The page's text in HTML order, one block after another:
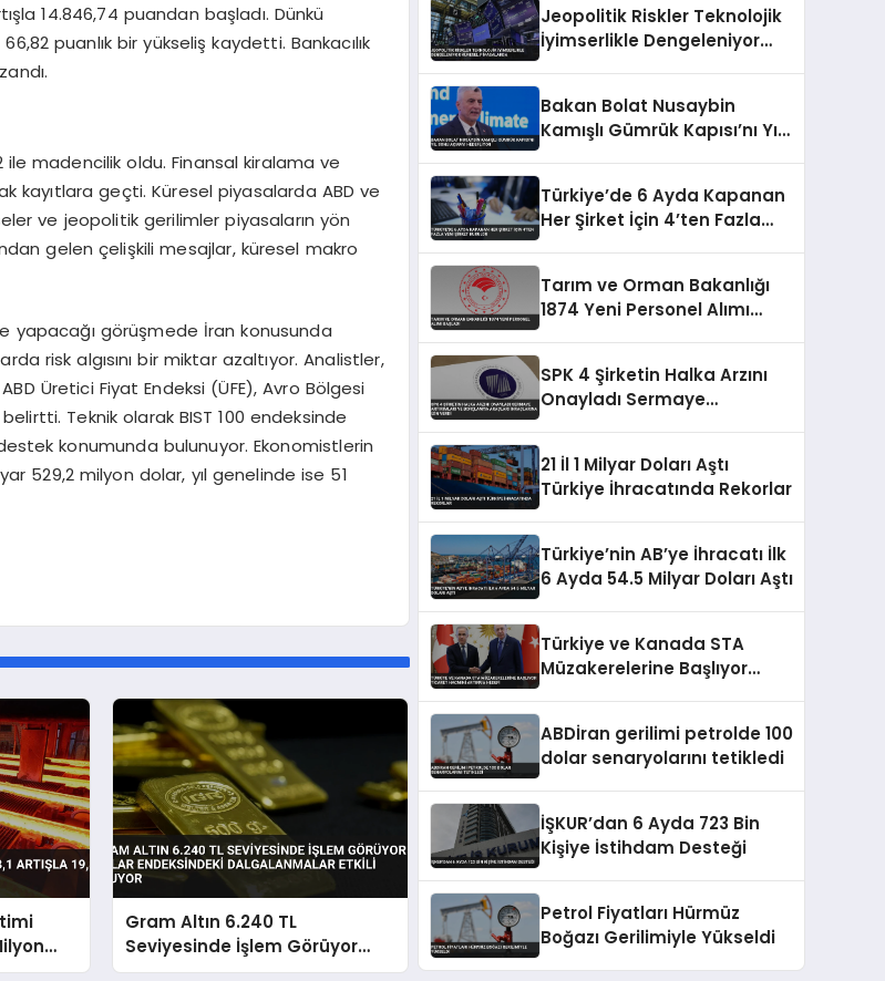
14.846,74 puandan başladı. Dünkü
puanlık bir yükseliş kaydetti. Bankacılık
madencilik oldu. Finansal kiralama ve
kayıtlara geçti. Küresel piyasalarda ABD ve
ve jeopolitik gerilimler piyasaların yön
gelen çelişkili mesajlar, küresel makro
yapacağı görüşmede İran konusunda
risk algısını bir miktar azaltıyor. Analistler,
Üretici Fiyat Endeksi (ÜFE), Avro Bölgesi
Teknik olarak BIST 100 endeksinde
konumunda bulunuyor. Ekonomistlerin
529,2 milyon dolar, yıl genelinde ise 51
Gram Altın 6.240 TL
Seviyesinde İşlem Görüyor
Dolar Endeksindeki
Jeopolitik Riskler Teknolojik
İyimserlikle Dengeleniyor
Bakan Bolat Nusaybin
Kamışlı Gümrük Kapısı’nı Yıl
Türkiye’de 6 Ayda Kapanan
Her Şirket İçin 4’ten Fazla
Tarım ve Orman Bakanlığı
1874 Yeni Personel Alımı
SPK 4 Şirketin Halka Arzını
Onayladı Sermaye
21 İl 1 Milyar Doları Aştı
Türkiye İhracatında Rekorlar
Türkiye’nin AB’ye İhracatı İlk
6 Ayda 54.5 Milyar Doları Aştı
Türkiye ve Kanada STA
Müzakerelerine Başlıyor
ABDİran gerilimi petrolde 100
dolar senaryolarını tetikledi
İŞKUR’dan 6 Ayda 723 Bin
Kişiye İstihdam Desteği
Petrol Fiyatları Hürmüz
Boğazı Gerilimiyle Yükseldi